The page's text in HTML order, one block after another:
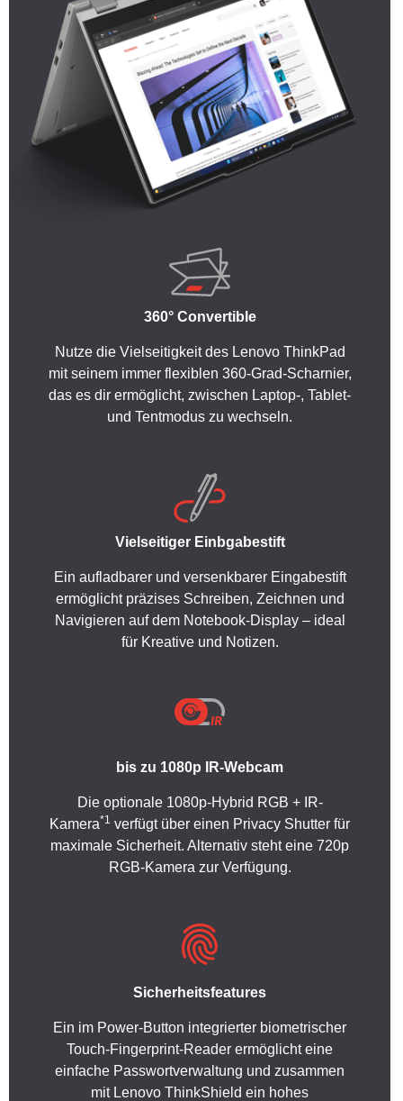
360° Convertible
Nutze die Vielseitigkeit des Lenovo ThinkPad
mit seinem immer flexiblen 360-Grad-Scharnier,
das es dir ermöglicht, zwischen Laptop-, Tablet-
und Tentmodus zu wechseln.
Vielseitiger Einbgabestift
Ein aufladbarer und versenkbarer Eingabestift
ermöglicht präzises Schreiben, Zeichnen und
Navigieren auf dem Notebook-Display – ideal
für Kreative und Notizen.
bis zu 1080p IR-Webcam
Die optionale 1080p-Hybrid RGB + IR-
Kamera*1 verfügt über einen Privacy Shutter für
maximale Sicherheit. Alternativ steht eine 720p
RGB-Kamera zur Verfügung.
Sicherheitsfeatures
Ein im Power-Button integrierter biometrischer
Touch-Fingerprint-Reader ermöglicht eine
einfache Passwortverwaltung und zusammen
mit Lenovo ThinkShield ein hohes